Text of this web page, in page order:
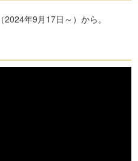
年9月17日～）から。